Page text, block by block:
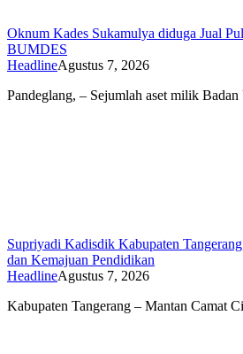
Oknum Kades Sukamulya diduga Jual
BUMDES
HeadlineAgustus 7, 2026
Pandeglang, – Sejumlah aset milik
Supriyadi Kadisdik Kabupaten
dan Kemajuan Pendidikan
HeadlineAgustus 7, 2026
Kabupaten Tangerang – Mantan Camat